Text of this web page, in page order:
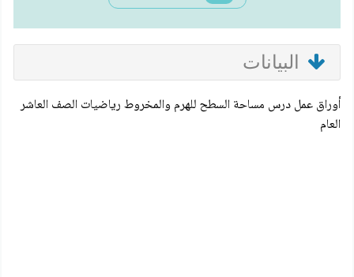
البيانات
أوراق عمل درس مساحة السطح للهرم والمخروط رياضيات الصف العاشر
العام